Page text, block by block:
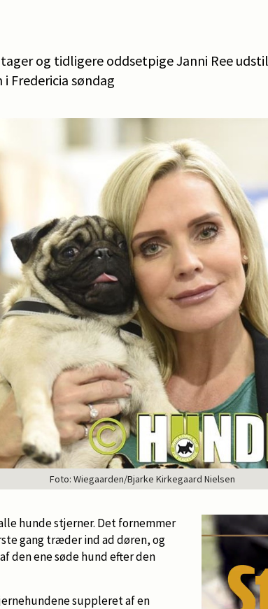
og tidligere oddsetpige Janni Ree
Fredericia søndag
Foto: Wiegaarden/Bjarke Kirkegaard Nielsen
hunde stjerner. Det fornemmer
gang træder ind ad døren, og
den ene søde hund efter den
suppleret af en